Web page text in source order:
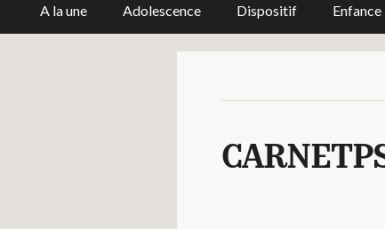
A la une Adolescence Dispositif Enfance